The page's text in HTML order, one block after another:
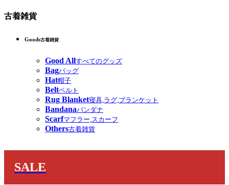
古着雑貨
Goods古着雑貨
Good Allすべてのグッズ
Bagバッグ
Hat帽子
Beltベルト
Rug Blanket寝具,ラグ,ブランケット
Bandanaバンダナ
Scarfマフラー,スカーフ
Others古着雑貨
SALE